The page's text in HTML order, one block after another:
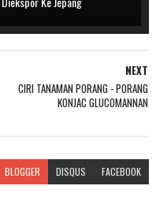
NEXT
CIRI TANAMAN PORANG - PORANG
KONJAC GLUCOMANNAN
BLOGGER DISQUS FACEBOOK